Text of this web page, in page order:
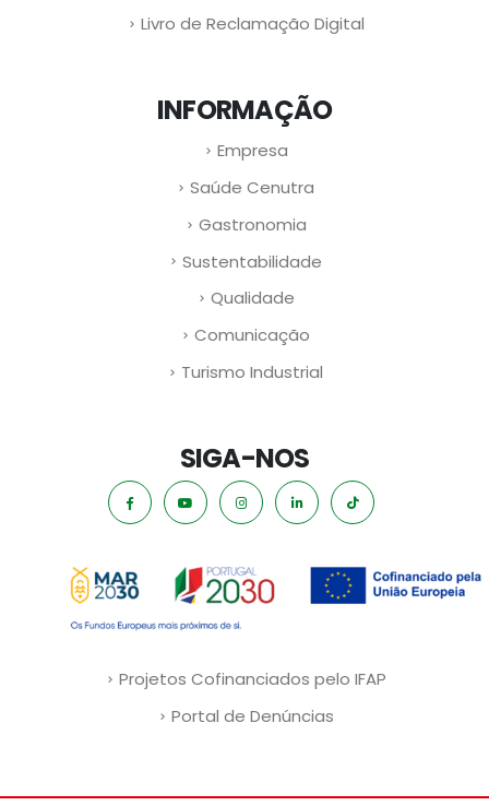
Livro de Reclamação Digital
INFORMAÇÃO
Empresa
Saúde Cenutra
Gastronomia
Sustentabilidade
Qualidade
Comunicação
Turismo Industrial
SIGA-NOS
Projetos Cofinanciados pelo IFAP
Portal de Denúncias